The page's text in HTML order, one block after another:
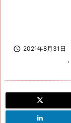
 2021年8月31日
,